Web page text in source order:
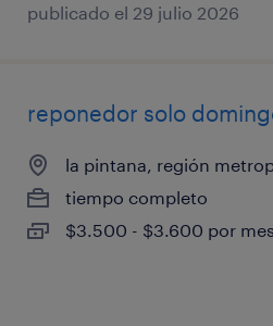
publicado el 29 julio 2026
reponedor solo
la pintana, región
tiempo completo
$3.500 - $3.600 por mes